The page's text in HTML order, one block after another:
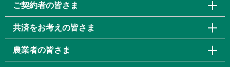
ご契約者の皆さま
共済をお考えの皆さま
農業者の皆さま